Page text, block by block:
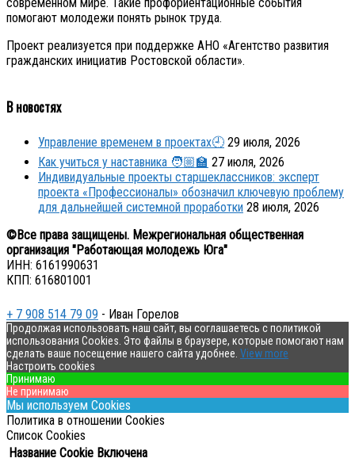
помогают молодежи понять рынок труда.
Проект реализуется при поддержке АНО «Агентство развития
гражданских инициатив Ростовской области».
В новостях
Управление временем в проектах🕘 29 июля, 2026
Как учиться у наставника 🧑🏼‍🏫 27 июля, 2026
Индивидуальные проекты старшеклассников: эксперт
проекта «Профессионалы» обозначил ключевую проблему
для дальнейшей системной проработки 28 июля, 2026
©Все права защищены. Межрегиональная общественная
организация "Работающая молодежь Юга"
ИНН: 6161990631
КПП: 616801001
+ 7 908 514 79 09 - Иван Горелов
Продолжая использовать наш сайт, вы соглашаетесь с политикой
использования Cookies. Это файлы в браузере, которые помогают нам
сделать ваше посещение нашего сайта удобнее. View more
Настроить cookies
Принимаю
Не принимаю
Мы используем Cookies
Политика в отношении Cookies
Список Cookies
Название Cookie Включена